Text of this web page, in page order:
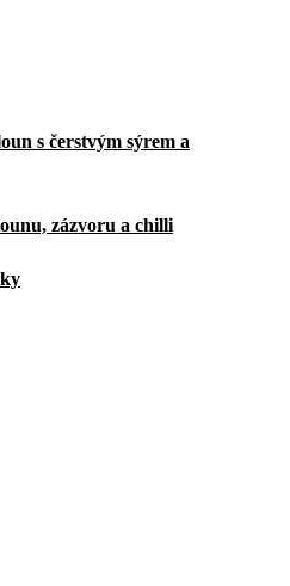
s čerstvým sýrem a
zázvoru a chilli